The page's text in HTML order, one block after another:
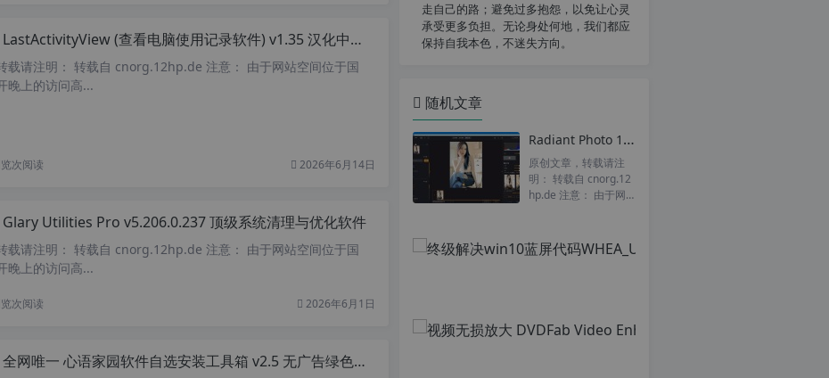
LastActivityView (查看电脑使用记录软件) v1.35 汉化中文版
载请注明： 转载自 cnorg.12hp.de 注意： 由于网站空间位于国
晚上的访问高...
次阅读 2026年6月14日
Glary Utilities Pro v5.206.0.237 顶级系统清理与优化软件
载请注明： 转载自 cnorg.12hp.de 注意： 由于网站空间位于国
晚上的访问高...
次阅读 2026年6月1日
全网唯一 心语家园软件自选安装工具箱 v2.5 无广告绿色纯净版
走自己的路；避免过多抱怨，以免让心灵
承受更多负担。无论身处何地，我们都应
保持自我本色，不迷失方向。
随机文章
Radiant Photo 1.1.2.279 中文破解版 附汉化预设 Ai智能一键自动修图软件 PS中文滤镜插件
原创文章，转载请注
明： 转载自 cnorg.12
hp.de 注意： 由于网